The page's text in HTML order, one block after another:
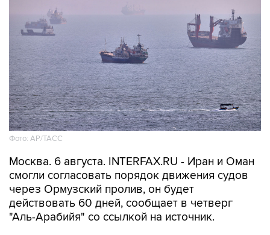
Фото: AP/ТАСС
Москва. 6 августа. INTERFAX.RU - Иран и Оман
смогли согласовать порядок движения судов
через Ормузский пролив, он будет
действовать 60 дней, сообщает в четверг
"Аль-Арабийя" со ссылкой на источник.